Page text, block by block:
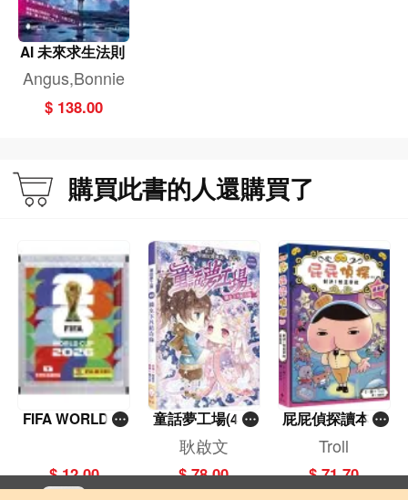
AI 未來求生法則
Angus,Bonnie
$ 138.00
購買此書的人還購買了
FIFA WORLD C
包）
$ 12.00
童話夢工場(40)
——織女下凡結
奇緣
耿啟文
$ 78.00
屁屁偵探讀本(1
3)－－對決！怪
篇）
Troll
$ 71.70